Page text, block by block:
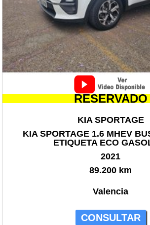
RESERVADO
KIA SPORTAGE
KIA SPORTAGE 1.6 MHEV
ETIQUETA ECO
2021
89.200 km
Valencia
CONSULTAR